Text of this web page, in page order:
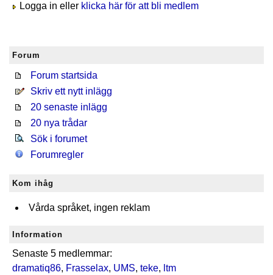
Logga in eller klicka här för att bli medlem
Forum
Forum startsida
Skriv ett nytt inlägg
20 senaste inlägg
20 nya trådar
Sök i forumet
Forumregler
Kom ihåg
Vårda språket, ingen reklam
Information
Senaste 5 medlemmar:
dramatiq86, Frasselax, UMS, teke, ltm